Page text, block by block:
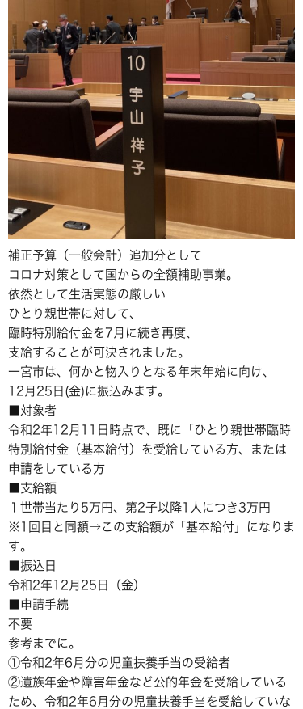
補正予算（一般会計）追加分として
コロナ対策として国からの全額補助事業。
依然として生活実態の厳しい
ひとり親世帯に対して、
臨時特別給付金を7月に続き再度、
支給することが可決されました。
一宮市は、何かと物入りとなる年末年始に向け、
12月25日(金)に振込みます。
■対象者
令和2年12月11日時点で、既に「ひとり親世帯臨時
特別給付金（基本給付）を受給している方、または
申請をしている方
■支給額
１世帯当たり5万円、第2子以降1人につき3万円
※1回目と同額→この支給額が「基本給付」になりま
す。
■振込日
令和2年12月25日（金）
■申請手続
不要
参考までに。
①令和2年6月分の児童扶養手当の受給者
②遺族年金や障害年金など公的年金を受給している
ため、令和2年6月分の児童扶養手当を受給していな